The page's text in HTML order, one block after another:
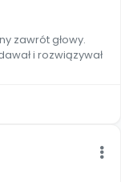
zawrót głowy.
i rozwiązywał